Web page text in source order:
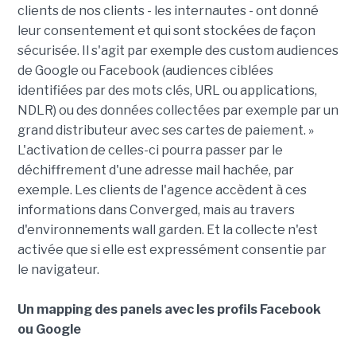
clients de nos clients - les internautes - ont donné
leur consentement et qui sont stockées de façon
sécurisée. Il s'agit par exemple des custom audiences
de Google ou Facebook (audiences ciblées
identifiées par des mots clés, URL ou applications,
NDLR) ou des données collectées par exemple par un
grand distributeur avec ses cartes de paiement. »
L'activation de celles-ci pourra passer par le
déchiffrement d'une adresse mail hachée, par
exemple. Les clients de l'agence accèdent à ces
informations dans Converged, mais au travers
d'environnements wall garden. Et la collecte n'est
activée que si elle est expressément consentie par
le navigateur.
Un mapping des panels avec les profils Facebook
ou Google